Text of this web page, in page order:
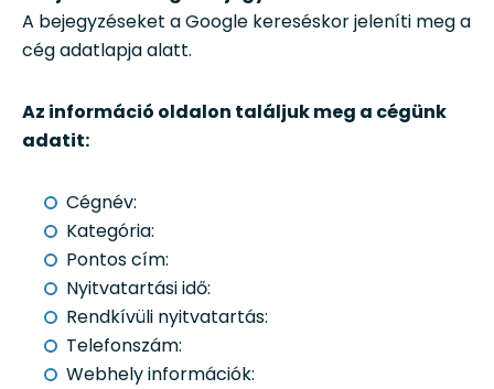
A bejegyzéseket a Google kereséskor jeleníti meg a
cég adatlapja alatt.
Az információ oldalon találjuk meg a cégünk
adatit:
Cégnév:
Kategória:
Pontos cím:
Nyitvatartási idő:
Rendkívüli nyitvatartás:
Telefonszám:
Webhely információk: